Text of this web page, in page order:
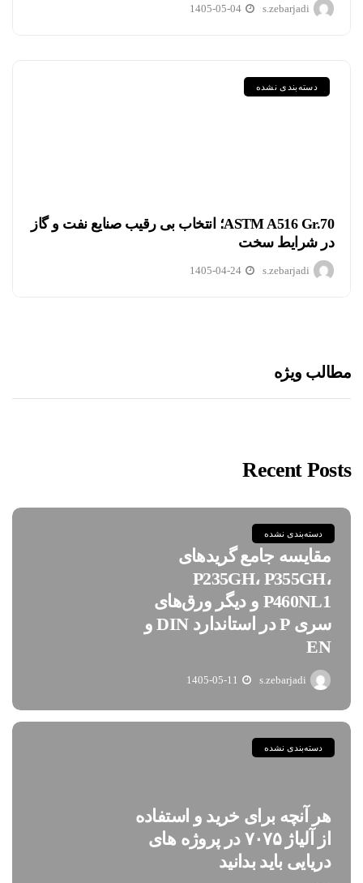
s.zebarjadi
1405-05-04
دسته‌بندی نشده
ASTM A516 Gr.70؛ انتخاب بی رقیب صنایع نفت و گاز
در شرایط سخت
s.zebarjadi
1405-04-24
مطالب ویژه
Recent Posts
دسته‌بندی نشده
مقایسه جامع گریدهای
P235GH، P355GH،
P460NL1 و دیگر ورق‌های
سری P در استاندارد DIN و
EN
s.zebarjadi
1405-05-11
دسته‌بندی نشده
هر آنچه برای خرید و استفاده
از آلیاژ ۷۰۷۵ در پروژه های
دریایی باید بدانید